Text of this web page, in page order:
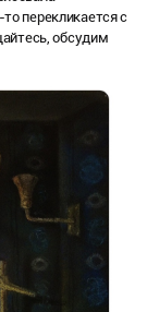
перекликается с
обсудим